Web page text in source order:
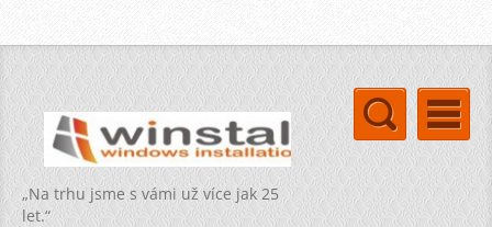
„Na trhu jsme s vámi už více jak 25
let.“